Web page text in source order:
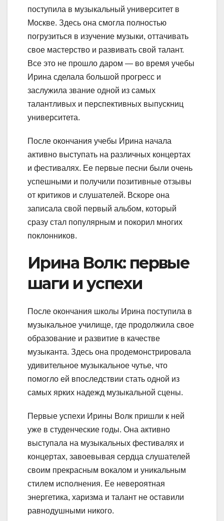
поступила в музыкальный университет в
Москве. Здесь она смогла полностью
погрузиться в изучение музыки, оттачивать
свое мастерство и развивать свой талант.
Все это не прошло даром — во время учебы
Ирина сделала большой прогресс и
заслужила звание одной из самых
талантливых и перспективных выпускниц
университета.
После окончания учебы Ирина начала
активно выступать на различных концертах
и фестивалях. Ее первые песни были очень
успешными и получили позитивные отзывы
от критиков и слушателей. Вскоре она
записала свой первый альбом, который
сразу стал популярным и покорил многих
поклонников.
Ирина Волк: первые
шаги и успехи
После окончания школы Ирина поступила в
музыкальное училище, где продолжила свое
образование и развитие в качестве
музыканта. Здесь она продемонстрировала
удивительное музыкальное чутье, что
помогло ей впоследствии стать одной из
самых ярких надежд музыкальной сцены.
Первые успехи Ирины Волк пришли к ней
уже в студенческие годы. Она активно
выступала на музыкальных фестивалях и
концертах, завоевывая сердца слушателей
своим прекрасным вокалом и уникальным
стилем исполнения. Ее невероятная
энергетика, харизма и талант не оставили
равнодушными никого.